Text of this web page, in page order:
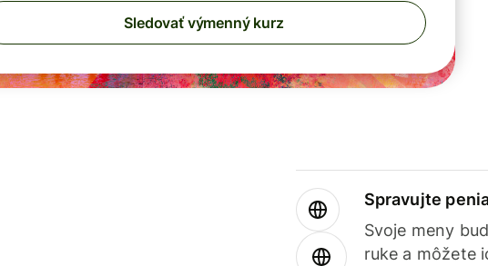
Sledovať výmenný kurz
Spravujte
Svoje meny
ruke a môžete